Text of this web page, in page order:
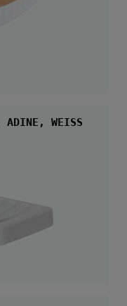
ADINE, WEISS